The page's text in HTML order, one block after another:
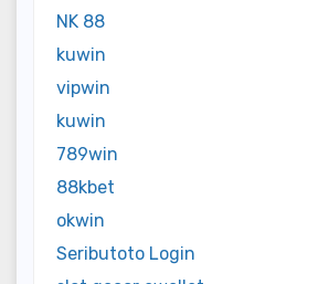
NK 88
kuwin
vipwin
kuwin
789win
88kbet
okwin
Seributoto Login